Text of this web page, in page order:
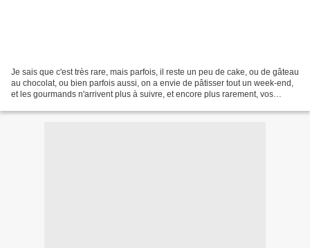
Je sais que c'est très rare, mais parfois, il reste un peu de cake, ou de gâteau
au chocolat, ou bien parfois aussi, on a envie de pâtisser tout un week-end,
et les gourmands n'arrivent plus à suivre, et encore plus rarement, vos